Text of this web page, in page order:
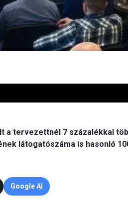
a tervezettnél 7 százalékkal
látogatószáma is hasonló
Google AI